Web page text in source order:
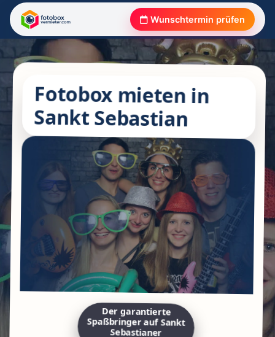
Wunschtermin prüfen
Fotobox mieten in
Sankt Sebastian
Der garantierte
Spaßbringer auf Sankt
Sebastianer